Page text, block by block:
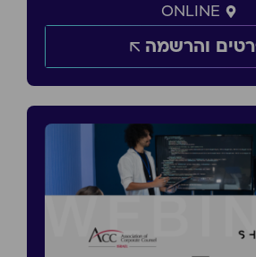
ONLINE
והרשמה